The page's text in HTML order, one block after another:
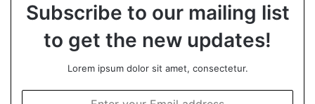
Subscribe to our mailing list
to get the new updates!
Lorem ipsum dolor sit amet, consectetur.